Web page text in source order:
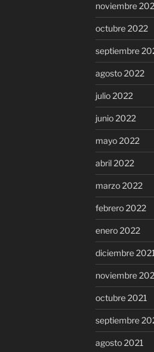
noviembre
octubre 2022
septiembre
agosto 2022
julio 2022
junio 2022
mayo 2022
abril 2022
marzo 2022
febrero 2022
enero 2022
diciembre
noviembre
octubre 2021
septiembre
agosto 2021